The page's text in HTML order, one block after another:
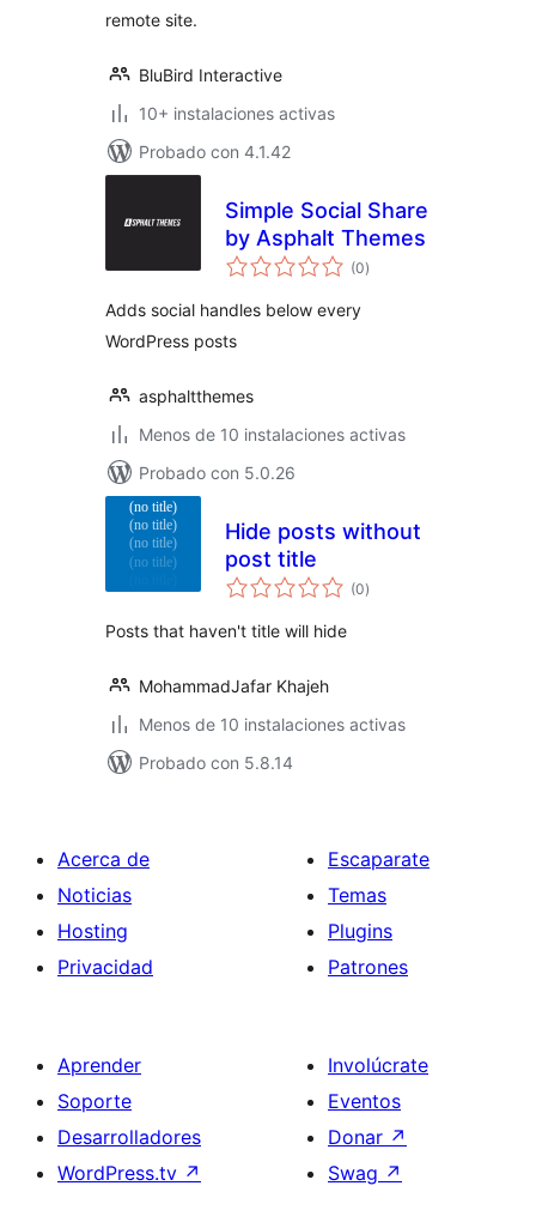
remote site.
BluBird Interactive
10+ instalaciones activas
Probado con 4.1.42
Simple Social Share
by Asphalt Themes
(0total
de
)
Adds social handles below every
WordPress posts
asphaltthemes
Menos de 10 instalaciones activas
Probado con 5.0.26
Hide posts without
post title
(0total
de
)
Posts that haven't title will hide
MohammadJafar Khajeh
Menos de 10 instalaciones activas
Probado con 5.8.14
Acerca de
Noticias
Hosting
Privacidad
Escaparate
Temas
Plugins
Patrones
Aprender
Soporte
Desarrolladores
WordPress.tv ↗
Involúcrate
Eventos
Donar ↗
Swag ↗